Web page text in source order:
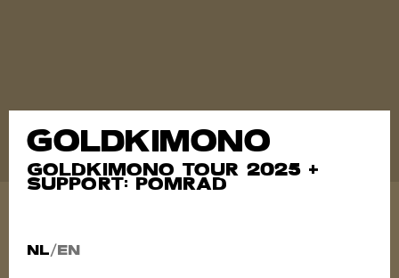
GOLDKIMONO
GOLDKIMONO TOUR 2025 +
SUPPORT: POMRAD
NL/EN